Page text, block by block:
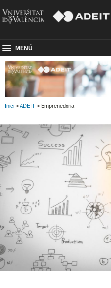
MENÚ
Inici >ADEIT > Emprenedoria